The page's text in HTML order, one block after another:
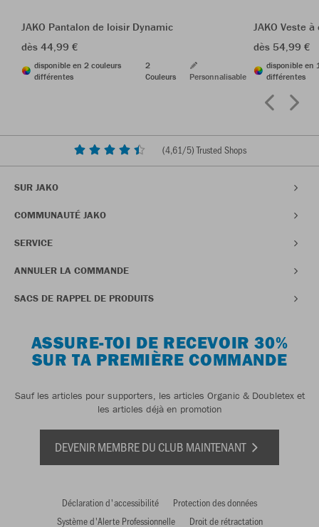
JAKO Pantalon de loisir Dynamic
dès 44,99 €
disponible en 2 couleurs
différentes
2
Couleurs
Personnalisable
JAKO Veste
dès 54,99 €
disponible en
différentes
(4,61/5) Trusted Shops
SUR JAKO
COMMUNAUTÉ JAKO
SERVICE
ANNULER LA COMMANDE
SACS DE RAPPEL DE PRODUITS
ASSURE-TOI DE RECEVOIR 30%
SUR TA PREMIÈRE COMMANDE
Sauf les articles pour supporters, les articles Organic & Doubletex et
les articles déjà en promotion
DEVENIR MEMBRE DU CLUB MAINTENANT
Déclaration d'accessibilité
Protection des données
Système d'Alerte Professionnelle
Droit de rétractation